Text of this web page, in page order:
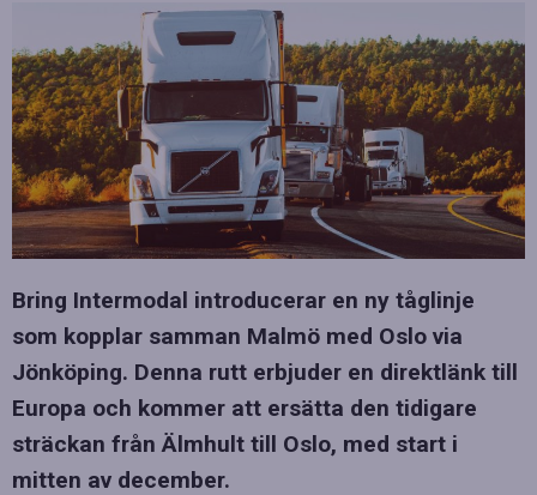
Bring Intermodal introducerar en ny tåglinje
som kopplar samman Malmö med Oslo via
Jönköping. Denna rutt erbjuder en direktlänk till
Europa och kommer att ersätta den tidigare
sträckan från Älmhult till Oslo, med start i
mitten av december.